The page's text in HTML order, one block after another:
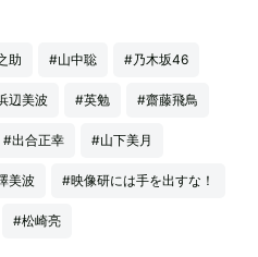
助 #山中聡 #乃木坂46
辺美波 #英勉 #齋藤飛鳥
#出合正幸 #山下美月
美波 #映像研には手を出すな！
#松崎亮